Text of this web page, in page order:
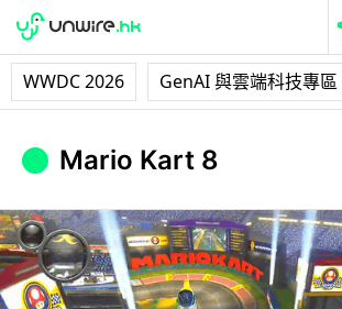
WWDC 2026 GenAI 與雲端科技專區
Mario Kart 8